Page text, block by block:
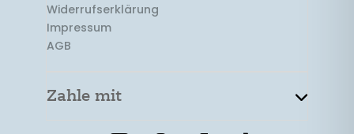
Widerrufserklärung
Impressum
AGB
Zahle mit